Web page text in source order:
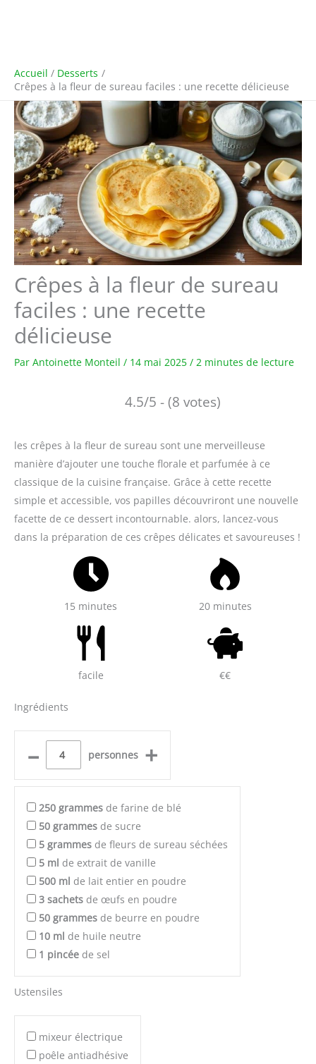
Accueil
Desserts
Crêpes à la fleur de sureau faciles : une recette délicieuse
Crêpes à la fleur de sureau
faciles : une recette
délicieuse
Par Antoinette Monteil / 14 mai 2025 / 2 minutes de lecture
4.5/5 - (8 votes)
les crêpes à la fleur de sureau sont une merveilleuse
manière d’ajouter une touche florale et parfumée à ce
classique de la cuisine française. Grâce à cette recette
simple et accessible, vos papilles découvriront une nouvelle
facette de ce dessert incontournable. alors, lancez-vous
dans la préparation de ces crêpes délicates et savoureuses !
15 minutes 20 minutes
facile €€
Ingrédients
– personnes +
250 grammes de farine de blé
50 grammes de sucre
5 grammes de fleurs de sureau séchées
5 ml de extrait de vanille
500 ml de lait entier en poudre
3 sachets de œufs en poudre
50 grammes de beurre en poudre
10 ml de huile neutre
1 pincée de sel
Ustensiles
mixeur électrique
poêle antiadhésive